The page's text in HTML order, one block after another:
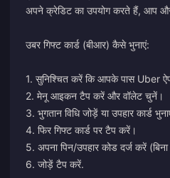
अपने क्रेडिट का उपयोग करते हैं, आप
उबर गिफ्ट कार्ड (बीआर) कैसे भुनाएं:
1. सुनिश्चित करें कि आपके पास Uber
2. मेनू आइकन टैप करें और वॉलेट चुनें।
3. भुगतान विधि जोड़ें या उपहार कार्ड
4. फिर गिफ्ट कार्ड पर टैप करें।
5. अपना पिन/उपहार कोड दर्ज करें
6. जोड़ें टैप करें.